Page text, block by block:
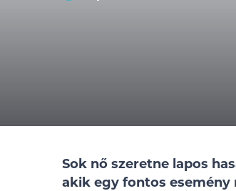
Sok nő szeretne lapos
akik egy fontos esemény